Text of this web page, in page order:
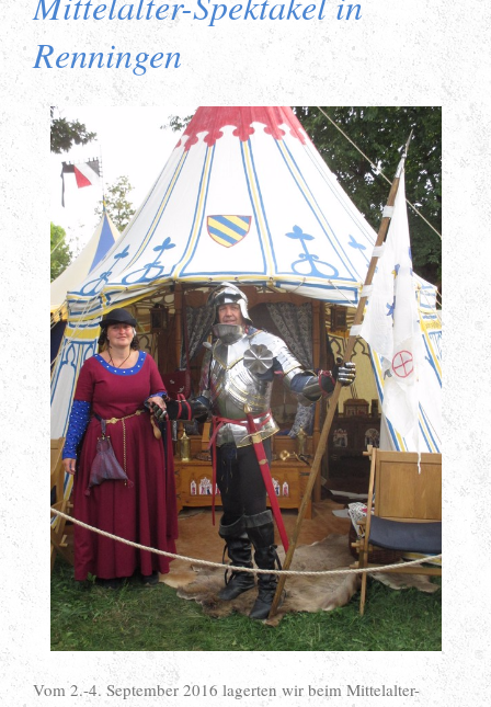
Renningen
Vom 2.-4. September 2016 lagerten wir beim Mittelalter-